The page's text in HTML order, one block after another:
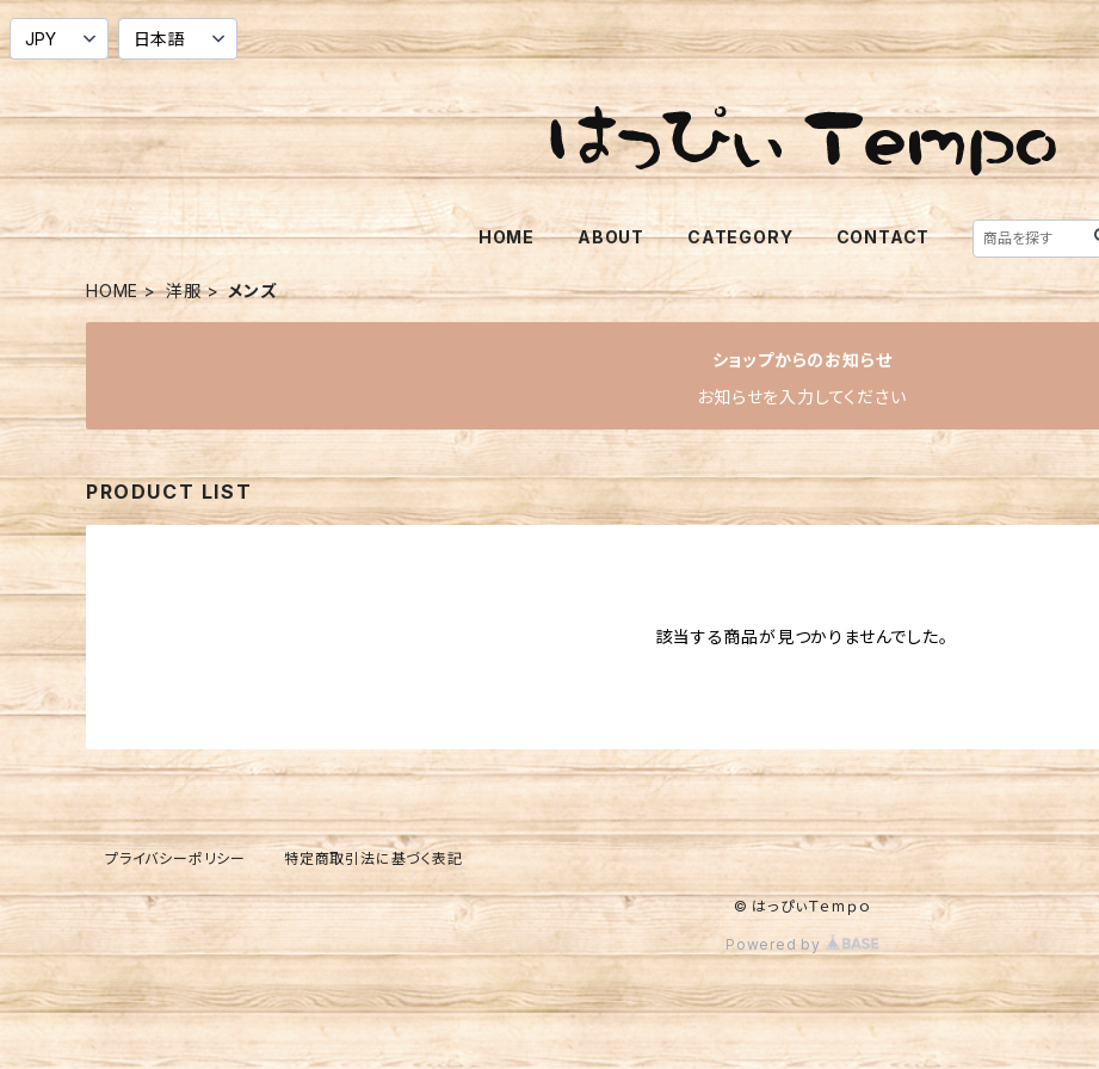
HOME ABOUT CATEGORY CONTACT
HOME 洋服 メンズ
ショップからのお知らせ
お知らせを入力してください
PRODUCT LIST
該当する商品が見つかりませんでした。
プライバシーポリシー 特定商取引法に基づく表記
© はっぴぃＴｅmｐｏ
Powered by